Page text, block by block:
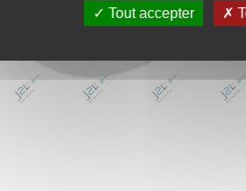
Tout accepter